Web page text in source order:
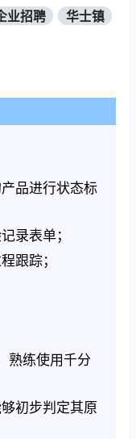
业招聘
华士镇
品进行状态标
录表单；
跟踪；
熟练使用千分
初步判定其原